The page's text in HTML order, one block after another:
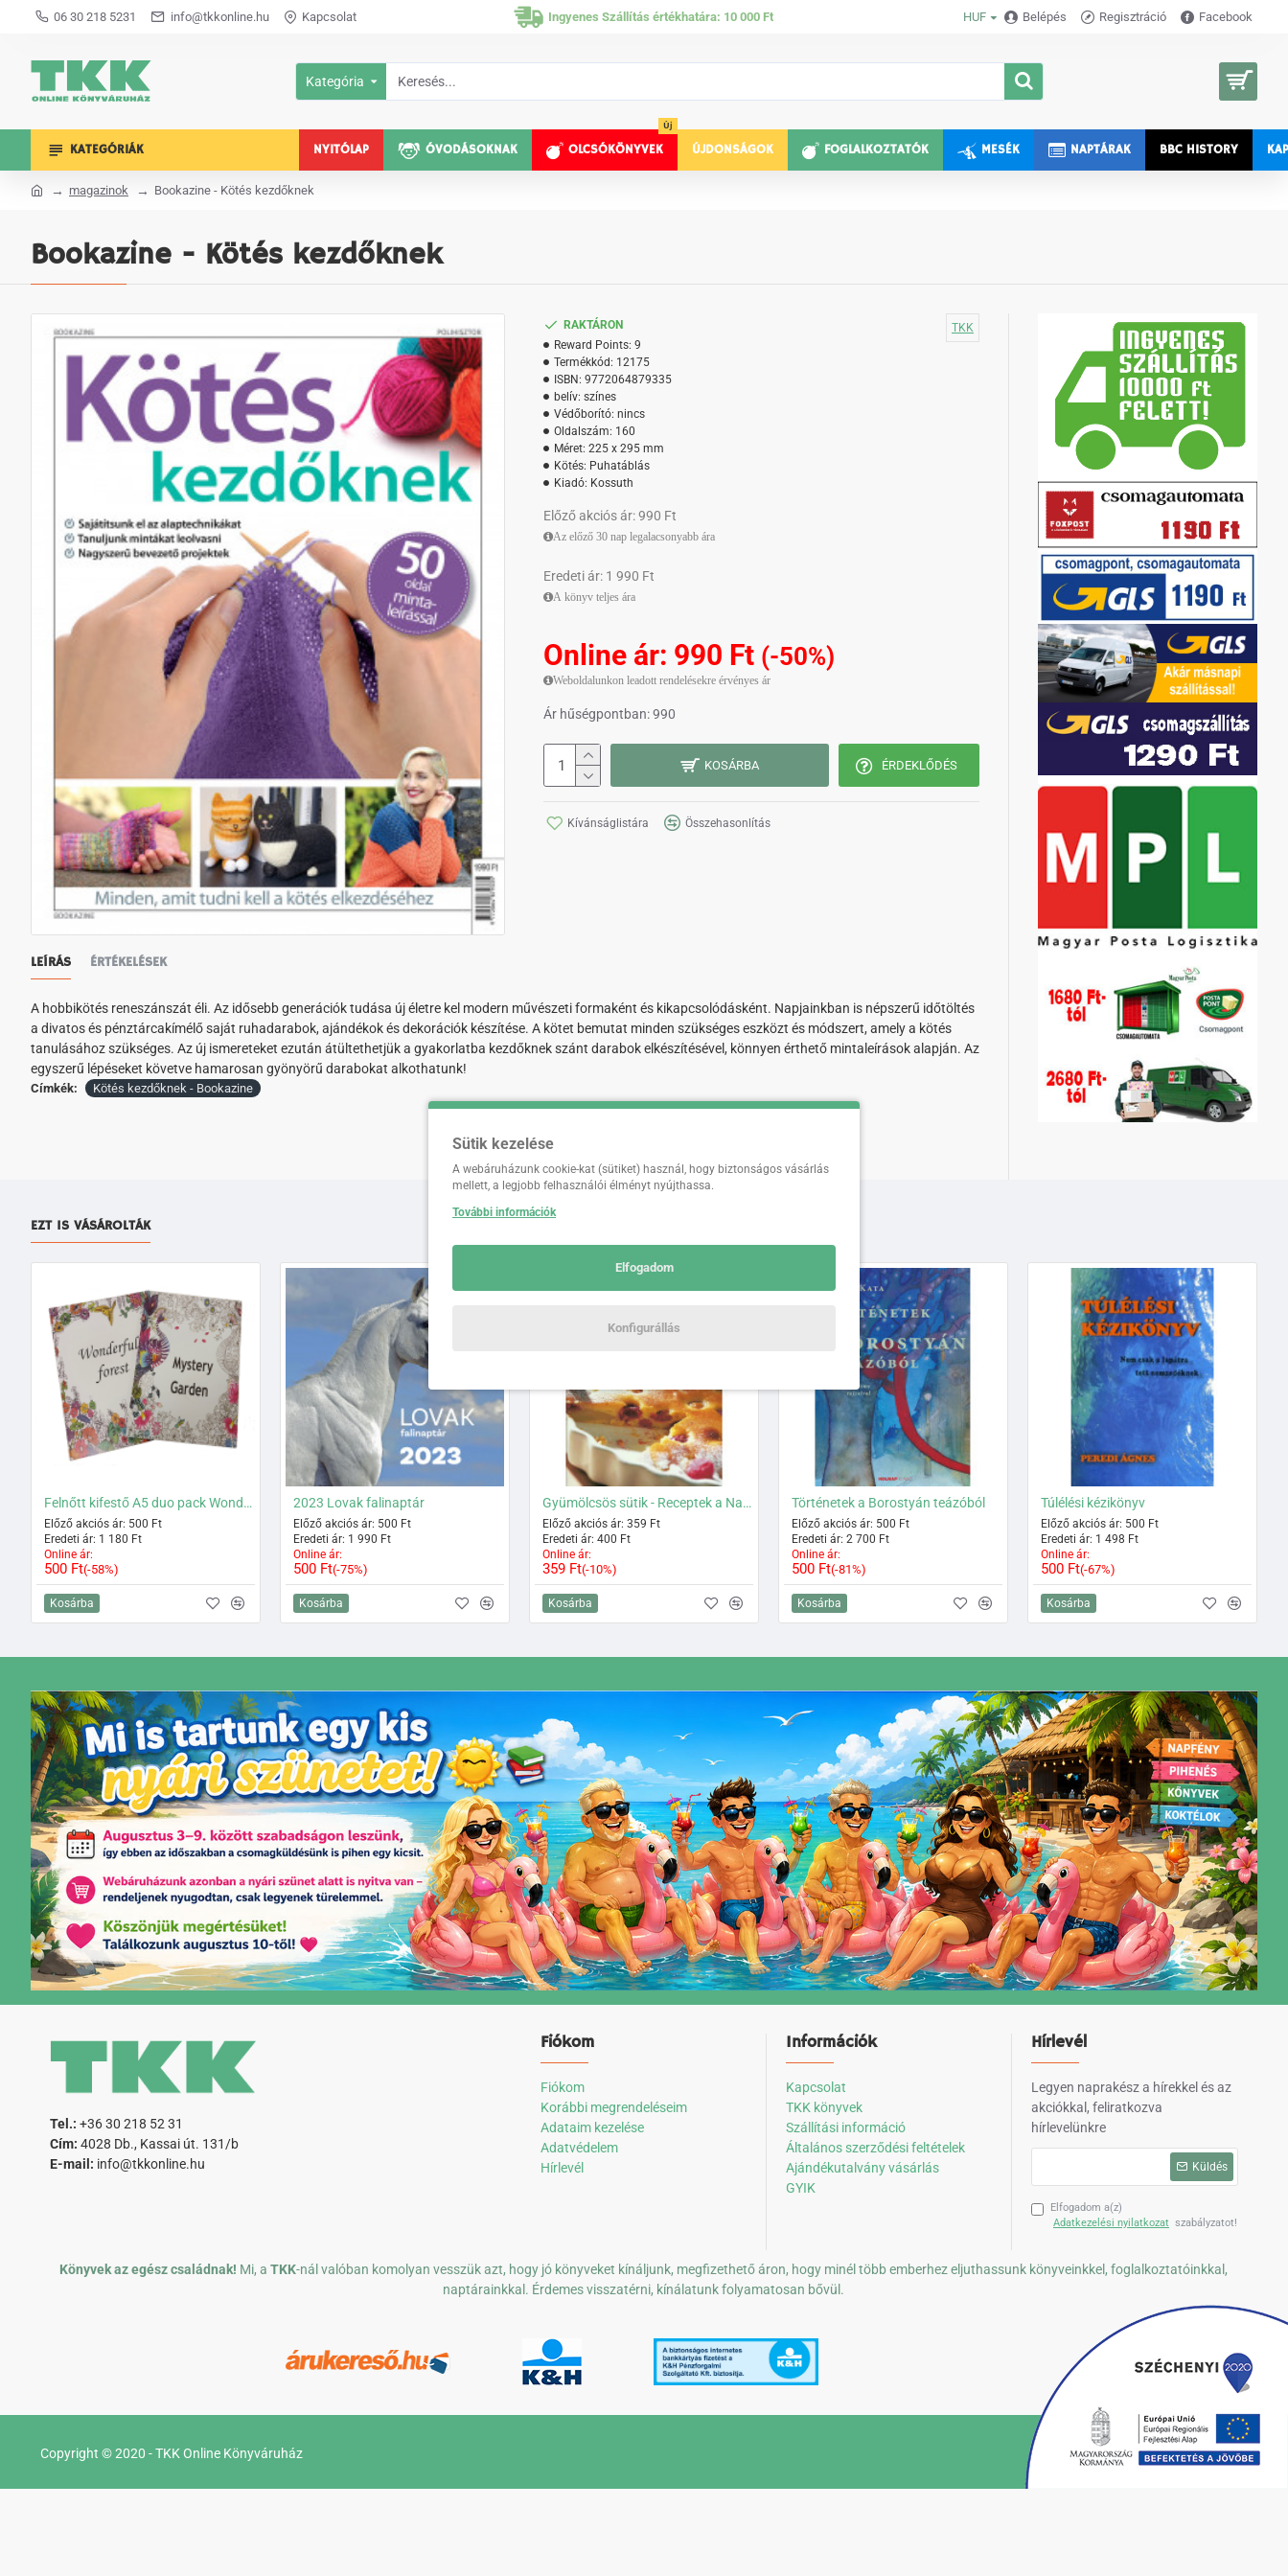
06 30 218 5231 info@tkkonline.hu Kapcsolat Ingyenes Szállítás értékhatára: 10 000 Ft HUF Belépés Regisztráció Facebook
Kategória
KATEGÓRIÁK NYITÓLAP ÓVODÁSOKNAK OLCSÓKÖNYVEK
Új
ÚJDONSÁGOK FOGLALKOZTATÓK MESÉK NAPTÁRAK BBC HISTORY
magazinok Bookazine - Kötés kezdőknek
Bookazine - Kötés kezdőknek
RAKTÁRON
Reward Points: 9
Termékkód: 12175
ISBN: 9772064879335
belív: színes
Védőborító: nincs
Oldalszám: 160
Méret: 225 x 295 mm
Kötés: Puhatáblás
Kiadó: Kossuth
TKK
Előző akciós ár: 990 Ft
Az előző 30 nap legalacsonyabb ára
Eredeti ár: 1 990 Ft
A könyv teljes ára
Online ár: 990 Ft (-50%)
Weboldalunkon leadott rendelésekre érvényes ár
Ár hűségpontban: 990
KOSÁRBA ÉRDEKLŐDÉS
Kívánságlistára Összehasonlítás
LEÍRÁS ÉRTÉKELÉSEK
A hobbikötés reneszánszát éli. Az idősebb generációk tudása új életre kel modern művészeti formaként és kikapcsolódásként. Napjainkban is népszerű időtöltés
a divatos és pénztárcakímélő saját ruhadarabok, ajándékok és dekorációk készítése. A kötet bemutat minden szükséges eszközt és módszert, amely a kötés
tanulásához szükséges. Az új ismereteket ezután átültethetjük a gyakorlatba kezdőknek szánt darabok elkészítésével, könnyen érthető mintaleírások alapján. Az
egyszerű lépéseket követve hamarosan gyönyörű darabokat alkothatunk!
Címkék: Kötés kezdőknek - Bookazine
EZT IS VÁSÁROLTÁK
Felnőtt kifestő A5 duo pack Wonderful forest/Mystery garden
Előző akciós ár: 500 Ft
Eredeti ár: 1 180 Ft
Online ár:
500 Ft(-58%)
Kosárba
2023 Lovak falinaptár
Előző akciós ár: 500 Ft
Eredeti ár: 1 990 Ft
Online ár:
500 Ft(-75%)
Kosárba
Gyümölcsös sütik - Receptek a Nagyitól 9.
Előző akciós ár: 359 Ft
Eredeti ár: 400 Ft
Online ár:
359 Ft(-10%)
Kosárba
Történetek a Borostyán teázóból
Előző akciós ár: 500 Ft
Eredeti ár: 2 700 Ft
Online ár:
500 Ft(-81%)
Kosárba
Túlélési kézikönyv
Előző akciós ár: 500 Ft
Eredeti ár: 1 498 Ft
Online ár:
500 Ft(-67%)
Kosárba
Tel.: +36 30 218 52 31
Cím: 4028 Db., Kassai út. 131/b
E-mail: info@tkkonline.hu
Fiókom
Fiókom
Korábbi megrendeléseim
Adataim kezelése
Adatvédelem
Hírlevél
Információk
Kapcsolat
TKK könyvek
Szállítási információ
Általános szerződési feltételek
Ajándékutalvány vásárlás
GYIK
Hírlevél
Legyen naprakész a hírekkel és az
akciókkal, feliratkozva
hírlevelünkre
Küldés
Elfogadom a(z)
Adatkezelési nyilatkozat szabályzatot!
Könyvek az egész családnak! Mi, aTKK-nál valóban komolyan vesszük azt, hogy jó könyveket kínáljunk, megfizethető áron, hogy minél több emberhez eljuthassunk könyveinkkel, foglalkoztatóinkkal,
naptárainkkal. Érdemes visszatérni, kínálatunk folyamatosan bővül.
Copyright © 2020 - TKK Online Könyváruház
Sütik kezelése
A webáruházunk cookie-kat (sütiket) használ, hogy biztonságos vásárlás
mellett, a legjobb felhasználói élményt nyújthassa.
További információk
Elfogadom
Konfigurállás